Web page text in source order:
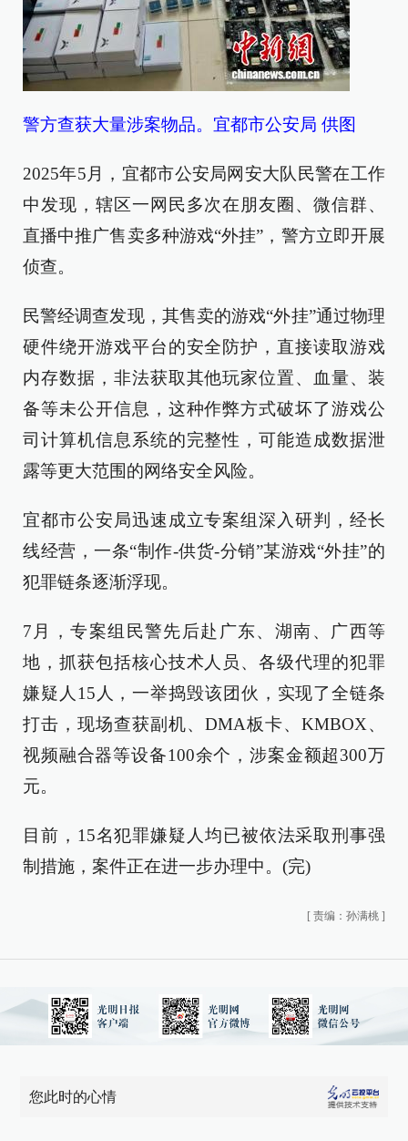
警方查获大量涉案物品。宜都市公安局 供图
2025年5月，宜都市公安局网安大队民警在工作
中发现，辖区一网民多次在朋友圈、微信群、
直播中推广售卖多种游戏“外挂”，警方立即开展
侦查。
民警经调查发现，其售卖的游戏“外挂”通过物理
硬件绕开游戏平台的安全防护，直接读取游戏
内存数据，非法获取其他玩家位置、血量、装
备等未公开信息，这种作弊方式破坏了游戏公
司计算机信息系统的完整性，可能造成数据泄
露等更大范围的网络安全风险。
宜都市公安局迅速成立专案组深入研判，经长
线经营，一条“制作-供货-分销”某游戏“外挂”的
犯罪链条逐渐浮现。
7月，专案组民警先后赴广东、湖南、广西等
地，抓获包括核心技术人员、各级代理的犯罪
嫌疑人15人，一举捣毁该团伙，实现了全链条
打击，现场查获副机、DMA板卡、KMBOX、
视频融合器等设备100余个，涉案金额超300万
元。
目前，15名犯罪嫌疑人均已被依法采取刑事强
制措施，案件正在进一步办理中。(完)
[ 责编：孙满桃 ]
您此时的心情